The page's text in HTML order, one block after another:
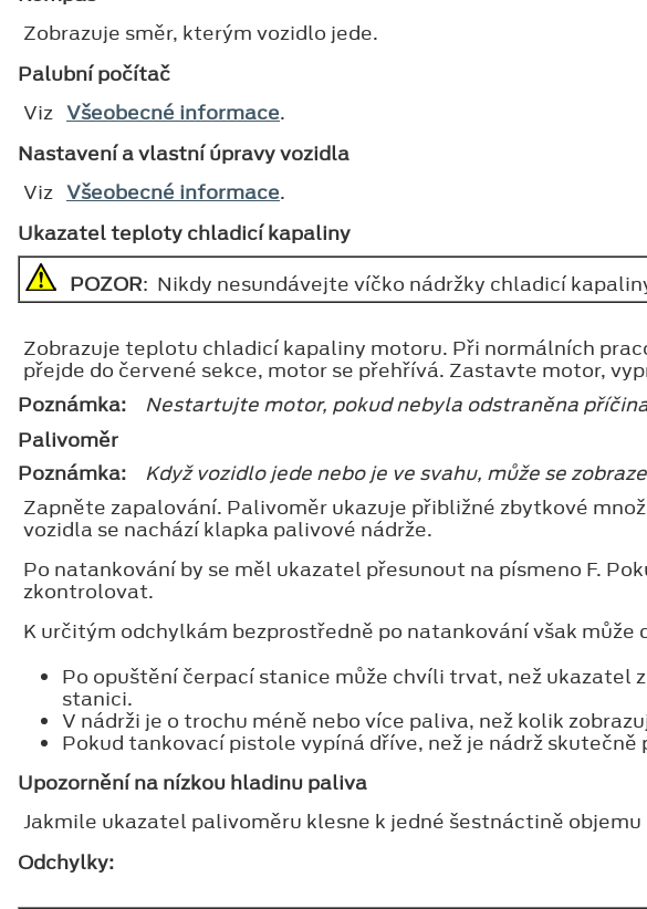
Zobrazuje směr, kterým vozidlo jede.
Palubní počítač
Viz Všeobecné informace.
Nastavení a vlastní úpravy vozidla
Viz Všeobecné informace.
Ukazatel teploty chladicí kapaliny
POZOR: Nikdy nesundávejte víčko nádržky chladicí
Zobrazuje teplotu chladicí kapaliny motoru. Při normálních
přejde do červené sekce, motor se přehřívá. Zastavte motor,
Poznámka:
Nestartujte motor, pokud nebyla odstraněna
Palivoměr
Poznámka:
Když vozidlo jede nebo je ve svahu, může se
Zapněte zapalování. Palivoměr ukazuje přibližné zbytkové
vozidla se nachází klapka palivové nádrže.
Po natankování by se měl ukazatel přesunout na písmeno F.
zkontrolovat.
K určitým odchylkám bezprostředně po natankování však může
Po opuštění čerpací stanice může chvíli trvat, než ukazatel
stanici.
V nádrži je o trochu méně nebo více paliva, než kolik
Pokud tankovací pistole vypíná dříve, než je nádrž
Upozornění na nízkou hladinu paliva
Jakmile ukazatel palivoměru klesne k jedné šestnáctině
Odchylky: